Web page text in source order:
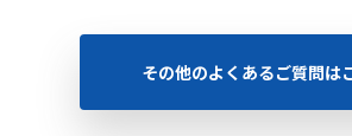
その他のよくあるご質問は